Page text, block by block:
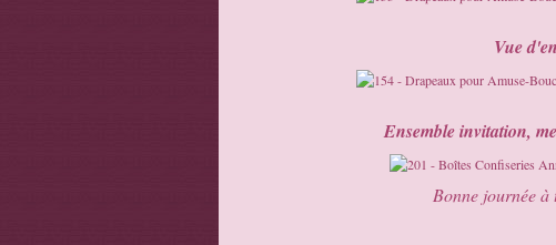
Vue
Ensemble invitation,
Bonne journée à